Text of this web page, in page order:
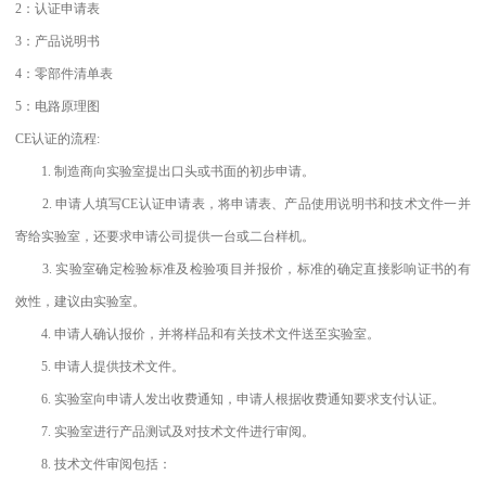
2：认证申请表
3：产品说明书
4：零部件清单表
5：电路原理图
CE认证的流程:
1. 制造商向实验室提出口头或书面的初步申请。
2. 申请人填写CE认证申请表，将申请表、产品使用说明书和技术文件一并
寄给实验室，还要求申请公司提供一台或二台样机。
3. 实验室确定检验标准及检验项目并报价，标准的确定直接影响证书的有
效性，建议由实验室。
4. 申请人确认报价，并将样品和有关技术文件送至实验室。
5. 申请人提供技术文件。
6. 实验室向申请人发出收费通知，申请人根据收费通知要求支付认证。
7. 实验室进行产品测试及对技术文件进行审阅。
8. 技术文件审阅包括：